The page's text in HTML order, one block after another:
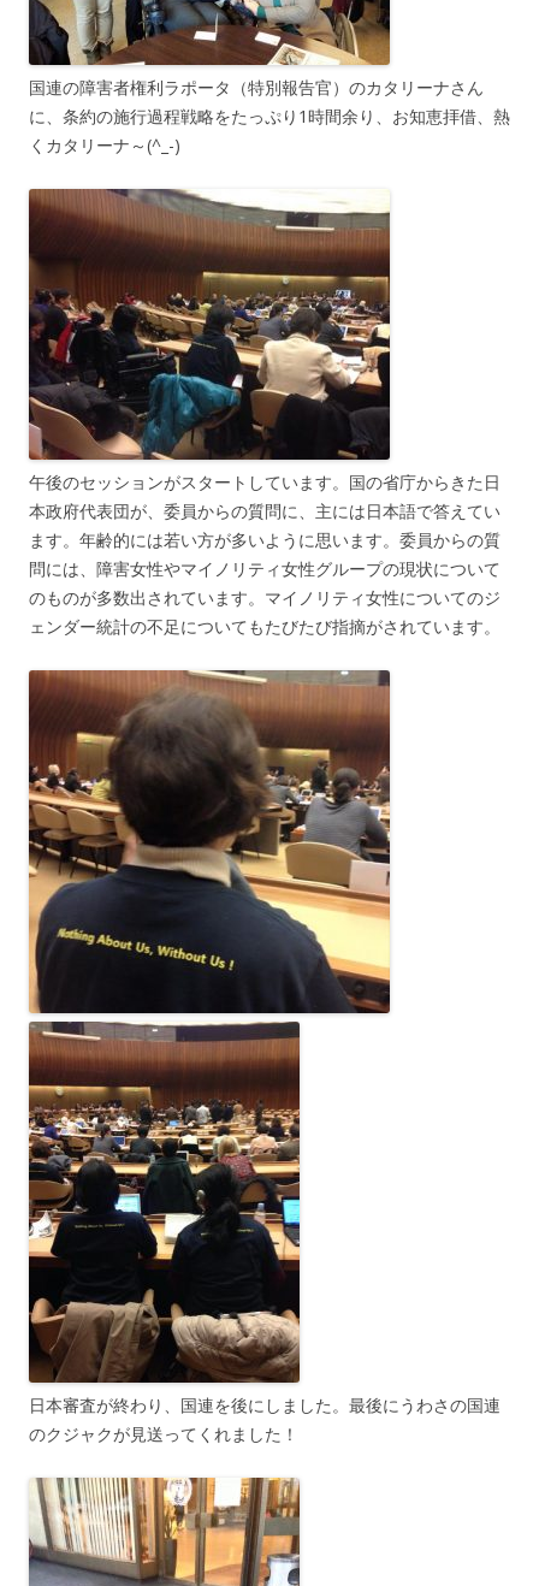
国連の障害者権利ラポータ（特別報告官）のカタリーナさん
に、条約の施行過程戦略をたっぷり1時間余り、お知恵拝借、熱
くカタリーナ～(^_-)
午後のセッションがスタートしています。国の省庁からきた日
本政府代表団が、委員からの質問に、主には日本語で答えてい
ます。年齢的には若い方が多いように思います。委員からの質
問には、障害女性やマイノリティ女性グループの現状について
のものが多数出されています。マイノリティ女性についてのジ
ェンダー統計の不足についてもたびたび指摘がされています。
日本審査が終わり、国連を後にしました。最後にうわさの国連
のクジャクが見送ってくれました！